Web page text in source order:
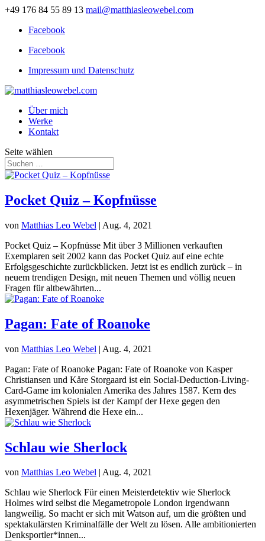
+49 176 84 55 89 13 mail@matthiasleowebel.com
Facebook
Facebook
Impressum und Datenschutz
Über mich
Werke
Kontakt
Seite wählen
Pocket Quiz – Kopfnüsse
von Matthias Leo Webel | Aug. 4, 2021
Pocket Quiz – Kopfnüsse Mit über 3 Millionen verkauften
Exemplaren seit 2002 kann das Pocket Quiz auf eine echte
Erfolgsgeschichte zurückblicken. Jetzt ist es endlich zurück – in
neuem trendigen Design, mit neuen Themen und völlig neuen
Fragen für altbewährten...
Pagan: Fate of Roanoke
von Matthias Leo Webel | Aug. 4, 2021
Pagan: Fate of Roanoke Pagan: Fate of Roanoke von Kasper
Christiansen und Kåre Storgaard ist ein Social-Deduction-Living-
Card-Game im kolonialen Amerika des Jahres 1587. Kern des
asymmetrischen Spiels ist der Kampf der Hexe gegen den
Hexenjäger. Während die Hexe ein...
Schlau wie Sherlock
von Matthias Leo Webel | Aug. 4, 2021
Schlau wie Sherlock Für einen Meisterdetektiv wie Sherlock
Holmes wird selbst die Megametropole London irgendwann
langweilig. So macht er sich mit Watson auf, um die größten und
spektakulärsten Kriminalfälle der Welt zu lösen. Alle ambitionierten
Denksportler*innen...